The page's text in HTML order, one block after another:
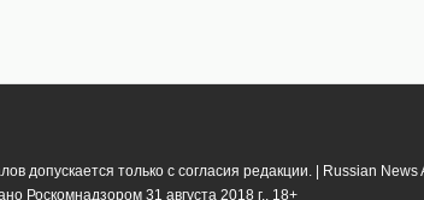
допускается только с согласия редакции. | Russian
Роскомнадзором 31 августа 2018 г.. 18+